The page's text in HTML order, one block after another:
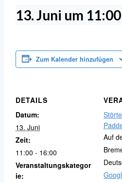
13. Juni um 11:00
Zum Kalender hinzufügen
DETAILS
Datum:
13. Juni
Zeit:
11:00 - 16:00
Veranstaltungskategor
ie:
Auf